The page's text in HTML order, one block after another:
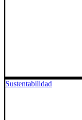
Sustentabilidad